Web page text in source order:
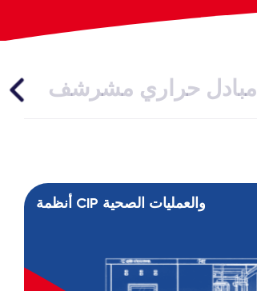
مبادل حراري مشرشف
أنظمة CIP والعمليات الصحية